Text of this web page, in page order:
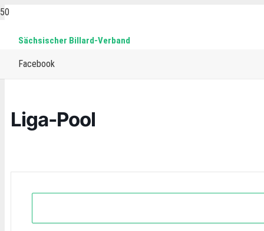
Sächsischer Billard-Verband
Facebook
Liga-Pool